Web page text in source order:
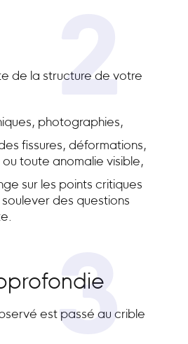
2
de la structure de votre
photographies,
fissures, déformations,
toute anomalie visible,
sur les points critiques
des questions
3
est passé au crible